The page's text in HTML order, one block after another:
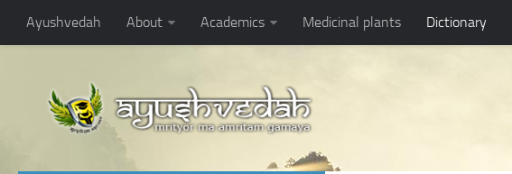
Ayushvedah About Academics Medicinal plants Dictionary